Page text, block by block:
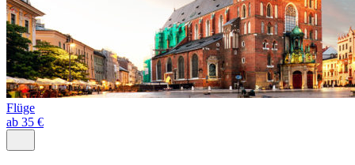
Flüge
ab 35 €